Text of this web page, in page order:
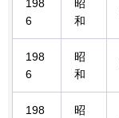
198
6
昭
和
198
6
昭
和
198
昭